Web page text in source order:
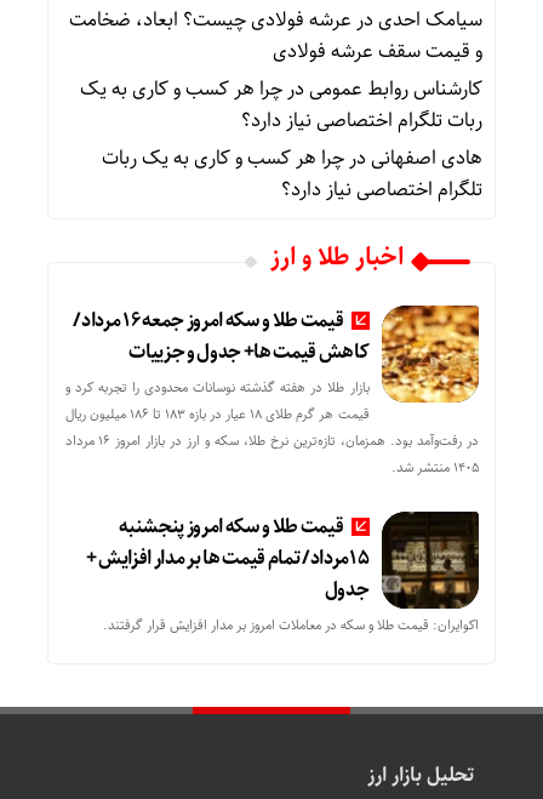
سیامک احدیدر عرشه فولادی چیست؟ ابعاد، ضخامت
و قیمت سقف عرشه فولادی
کارشناس روابط عمومیدرچرا هر کسب‌ و کاری به یک
ربات تلگرام اختصاصی نیاز دارد؟
هادی اصفهانیدرچرا هر کسب‌ و کاری به یک ربات
تلگرام اختصاصی نیاز دارد؟
اخبار طلا و ارز
قیمت طلا و سکه امروز جمعه ۱۶ مرداد/
کاهش قیمت ها+ جدول و جزییات
بازار طلا در هفته گذشته نوسانات محدودی را تجربه کرد و
قیمت هر گرم طلای ۱۸ عیار در بازه ۱۸۳ تا ۱۸۶ میلیون ریال
در رفت‌وآمد بود. همزمان، تازه‌ترین نرخ طلا، سکه و ارز در بازار امروز ۱۶ مرداد
۱۴۰۵ منتشر شد.
قیمت طلا و سکه امروز پنجشنبه
15مرداد/ تمام قیمت ها بر مدار افزایش +
جدول
اکوایران: قیمت طلا و سکه در معاملات امروز بر مدار افزایش قرار گرفتند.
تحلیل بازار ارز